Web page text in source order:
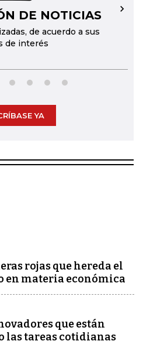
DE NOTICIAS
de acuerdo a sus
de interés
→
YA
rojas que hereda el
en materia económica
que están
las tareas cotidianas